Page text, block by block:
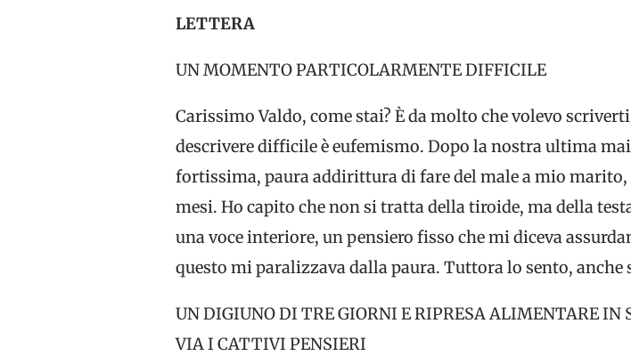
LETTERA
UN MOMENTO PARTICOLARMENTE DIFFICILE
Carissimo Valdo, come stai? È da molto che volevo
descrivere difficile è eufemismo. Dopo la nostra ultima
fortissima, paura addirittura di fare del male a mio
mesi. Ho capito che non si tratta della tiroide, ma della
una voce interiore, un pensiero fisso che mi diceva
questo mi paralizzava dalla paura. Tuttora lo sento, anche
UN DIGIUNO DI TRE GIORNI E RIPRESA ALIMENTARE IN
VIA I CATTIVI PENSIERI